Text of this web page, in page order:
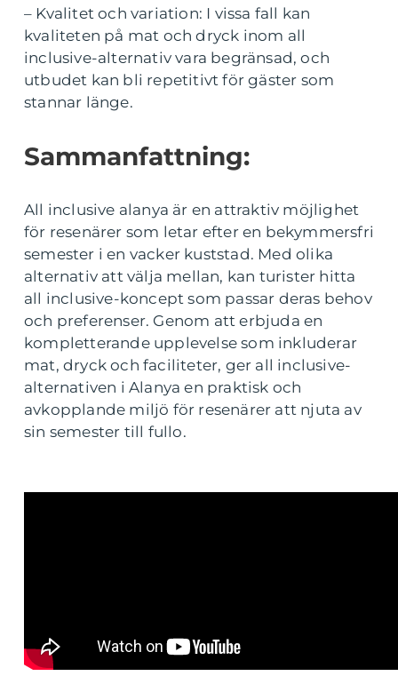
– Kvalitet och variation: I vissa fall kan
kvaliteten på mat och dryck inom all
inclusive-alternativ vara begränsad, och
utbudet kan bli repetitivt för gäster som
stannar länge.
Sammanfattning:
All inclusive alanya är en attraktiv möjlighet
för resenärer som letar efter en bekymmersfri
semester i en vacker kuststad. Med olika
alternativ att välja mellan, kan turister hitta
all inclusive-koncept som passar deras behov
och preferenser. Genom att erbjuda en
kompletterande upplevelse som inkluderar
mat, dryck och faciliteter, ger all inclusive-
alternativen i Alanya en praktisk och
avkopplande miljö för resenärer att njuta av
sin semester till fullo.